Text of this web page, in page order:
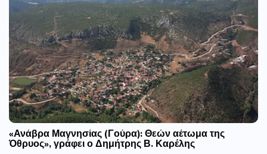
«Ανάβρα Μαγνησίας (Γούρα): Θεών αέτωμα της
Όθρυος», γράφει ο Δημήτρης Β. Καρέλης